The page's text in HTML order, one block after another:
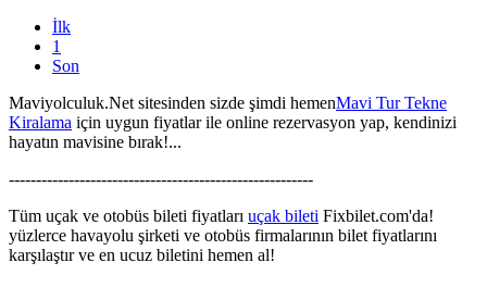
İlk
1
Son
Maviyolculuk.Net sitesinden sizde şimdi hemenMavi Tur Tekne
Kiralama için uygun fiyatlar ile online rezervasyon yap, kendinizi
hayatın mavisine bırak!...
--------------------------------------------------------
Tüm uçak ve otobüs bileti fiyatları uçak bileti Fixbilet.com'da!
yüzlerce havayolu şirketi ve otobüs firmalarının bilet fiyatlarını
karşılaştır ve en ucuz biletini hemen al!